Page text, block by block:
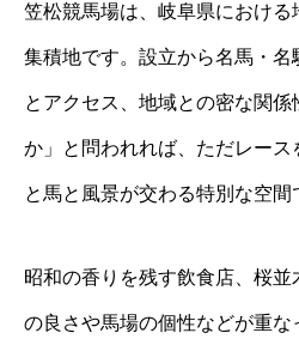
笠松競馬場は、岐阜県におけ
集積地です。設立から名馬・
とアクセス、地域との密な関
か」と問われれば、ただレース
と馬と風景が交わる特別な空間
昭和の香りを残す飲食店、桜
の良さや馬場の個性などが重な